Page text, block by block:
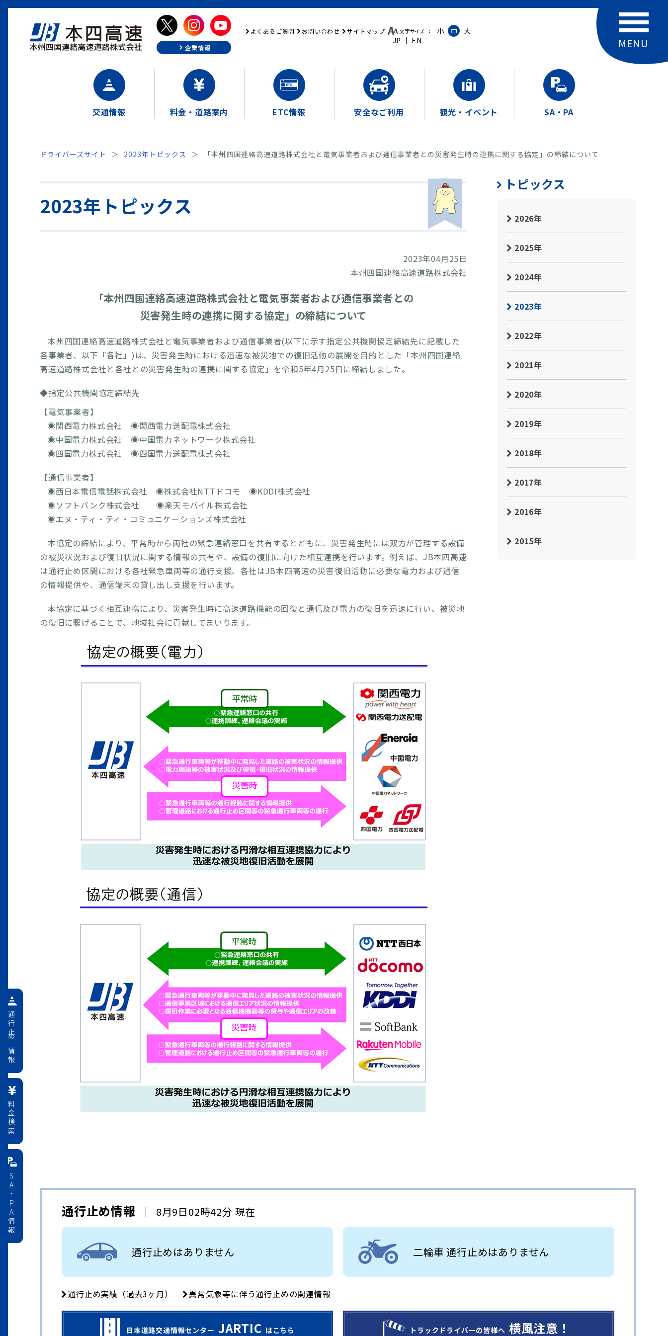
企業情報
よくあるご質問 お問い合わせ サイトマップ 文字サイズ ： 小 中
大
JP
EN
交通情報 料金・道路案内 ETC情報 安全なご利用 観光・イベント SA・PA
ドライバーズサイト 2023年トピックス 「本州四国連絡高速道路株式会社と電気事業者および通信事業者との災害発生時の連携に関する協定」の締結について
2023年トピックス
2023年04月25日
本州四国連絡高速道路株式会社
「本州四国連絡高速道路株式会社と電気事業者および通信事業者との
災害発生時の連携に関する協定」の締結について
本州四国連絡高速道路株式会社と電気事業者および通信事業者(以下に示す指定公共機関協定締結先に記載した
各事業者、以下「各社」)は、災害発生時における迅速な被災地での復旧活動の展開を目的とした「本州四国連絡
高速道路株式会社と各社との災害発生時の連携に関する協定」を令和5年4月25日に締結しました。
◆指定公共機関協定締結先
【電気事業者】
◉関西電力株式会社 ◉関西電力送配電株式会社
◉中国電力株式会社 ◉中国電力ネットワーク株式会社
◉四国電力株式会社 ◉四国電力送配電株式会社
【通信事業者】
◉西日本電信電話株式会社 ◉株式会社NTTドコモ ◉KDDI株式会社
◉ソフトバンク株式会社 ◉楽天モバイル株式会社
◉エヌ・ティ・ティ・コミュニケーションズ株式会社
本協定の締結により、平常時から両社の緊急連絡窓口を共有するとともに、災害発生時には双方が管理する設備
の被災状況および復旧状況に関する情報の共有や、設備の復旧に向けた相互連携を行います。例えば、JB本四高速
は通行止め区間における各社緊急車両等の通行支援、各社はJB本四高速の災害復旧活動に必要な電力および通信
の情報提供や、通信端末の貸し出し支援を行います。
本協定に基づく相互連携により、災害発生時に高速道路機能の回復と通信及び電力の復旧を迅速に行い、被災地
の復旧に繋げることで、地域社会に貢献してまいります。
トピックス
2026年
2025年
2024年
2023年
2022年
2021年
2020年
2019年
2018年
2017年
2016年
2015年
通行止め情報 8月9日02時42分 現在
通行止めはありません 二輪車 通行止めはありません
通行止め実績（過去3ヶ月） 異常気象等に伴う通行止めの関連情報
日本道路交通情報センター JARTIC はこちら トラックドライバーの皆様へ 横風注意！
通行止め情報
料金検索
SA・PA情報